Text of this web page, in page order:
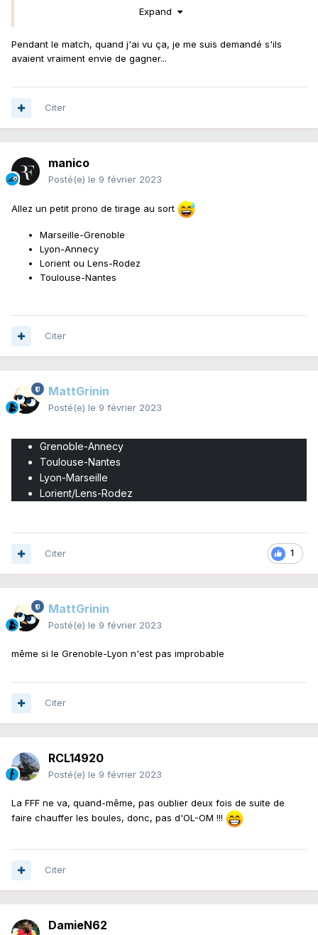
Expand
Pendant le match, quand j'ai vu ça, je me suis demandé s'ils
avaient vraiment envie de gagner...
Citer
manico
Posté(e) le 9 février 2023
Allez un petit prono de tirage au sort
Marseille-Grenoble
Lyon-Annecy
Lorient ou Lens-Rodez
Toulouse-Nantes
Citer
MattGrinin
Posté(e) le 9 février 2023
Grenoble-Annecy
Toulouse-Nantes
Lyon-Marseille
Lorient/Lens-Rodez
1
Citer
MattGrinin
Posté(e) le 9 février 2023
même si le Grenoble-Lyon n'est pas improbable
Citer
RCL14920
Posté(e) le 9 février 2023
La FFF ne va, quand-même, pas oublier deux fois de suite de
faire chauffer les boules, donc, pas d'OL-OM !!!
Citer
DamieN62